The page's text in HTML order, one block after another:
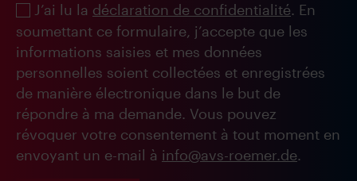
J’ai lu la déclaration de confidentialité. En
soumettant ce formulaire, j’accepte que les
informations saisies et mes données
personnelles soient collectées et enregistrées
de manière électronique dans le but de
répondre à ma demande. Vous pouvez
révoquer votre consentement à tout moment en
envoyant un e-mail à info@avs-roemer.de.